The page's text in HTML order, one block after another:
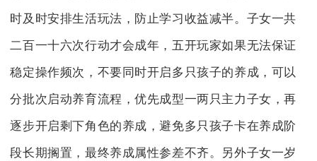
时及时安排生活玩法，防止学习收益减半。子女一共
二百一十六次行动才会成年，五开玩家如果无法保证
稳定操作频次，不要同时开启多只孩子的养成，可以
分批次启动养育流程，优先成型一两只主力子女，再
逐步开启剩下角色的养成，避免多只孩子卡在养成阶
段长期搁置，最终养成属性参差不齐。另外子女一岁